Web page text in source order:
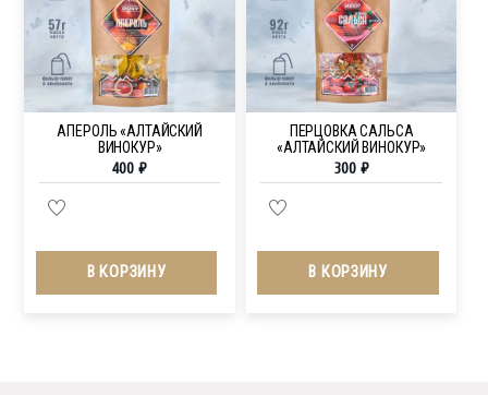
АПЕРОЛЬ «АЛТАЙСКИЙ
ВИНОКУР»
400₽
В КОРЗИНУ
ПЕРЦОВКА CАЛЬСА
«АЛТАЙСКИЙ ВИНОКУР»
300 ₽
В КОРЗИНУ